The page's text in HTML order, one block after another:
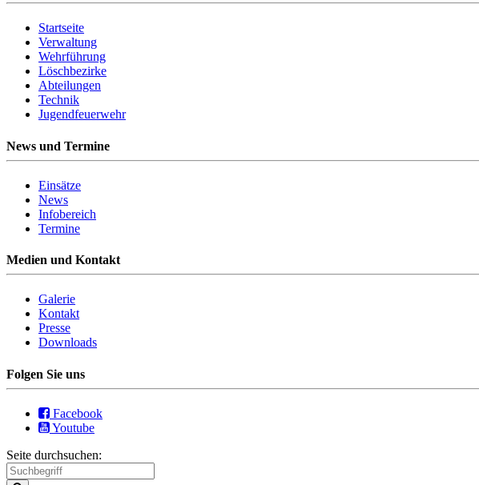
Startseite
Verwaltung
Wehrführung
Löschbezirke
Abteilungen
Technik
Jugendfeuerwehr
News und Termine
Einsätze
News
Infobereich
Termine
Medien und Kontakt
Galerie
Kontakt
Presse
Downloads
Folgen Sie uns
Facebook
Youtube
Seite durchsuchen: